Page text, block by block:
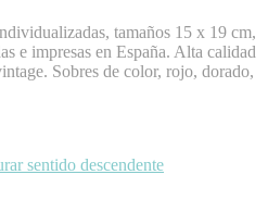
tamaños 15 x 19 cm,
e impresas en España. Alta calidad
Sobres de color, rojo, dorado,